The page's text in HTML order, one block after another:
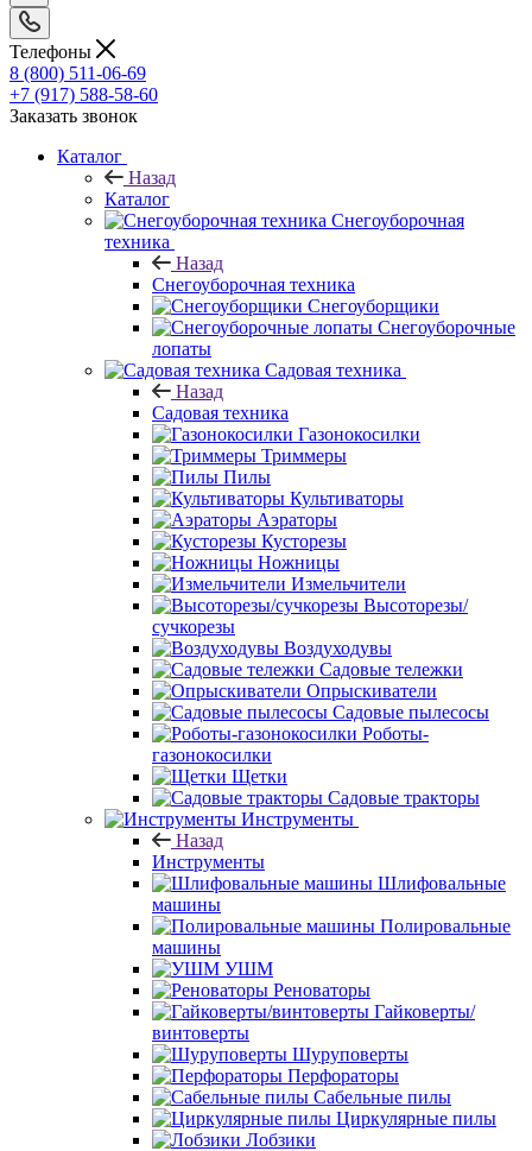
Телефоны
8 (800) 511-06-69
+7 (917) 588-58-60
Заказать звонок
Каталог
Назад
Каталог
Снегоуборочная
техника
Назад
Снегоуборочная техника
Снегоуборщики
Снегоуборочные
лопаты
Садовая техника
Назад
Садовая техника
Газонокосилки
Триммеры
Пилы
Культиваторы
Аэраторы
Кусторезы
Ножницы
Измельчители
Высоторезы/
сучкорезы
Воздуходувы
Садовые тележки
Опрыскиватели
Садовые пылесосы
Роботы-
газонокосилки
Щетки
Садовые тракторы
Инструменты
Назад
Инструменты
Шлифовальные
машины
Полировальные
машины
УШМ
Реноваторы
Гайковерты/
винтоверты
Шуруповерты
Перфораторы
Сабельные пилы
Циркулярные пилы
Лобзики